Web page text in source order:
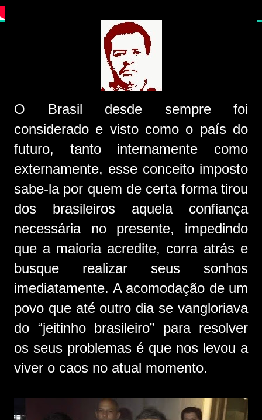
O Brasil desde sempre foi
considerado e visto como o país do
futuro, tanto internamente como
externamente, esse conceito imposto
sabe-la por quem de certa forma tirou
dos brasileiros aquela confiança
necessária no presente, impedindo
que a maioria acredite, corra atrás e
busque realizar seus sonhos
imediatamente. A acomodação de um
povo que até outro dia se vangloriava
do “jeitinho brasileiro” para resolver
os seus problemas é que nos levou a
viver o caos no atual momento.